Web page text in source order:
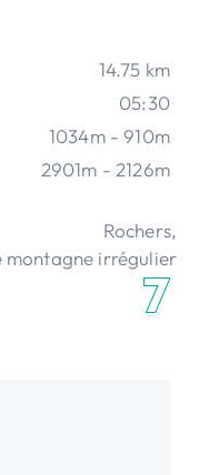
14.75 km
05:30
1034m - 910m
2901m - 2126m
Rochers,
montagne irrégulier